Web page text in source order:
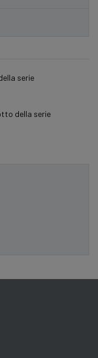
serie
della serie